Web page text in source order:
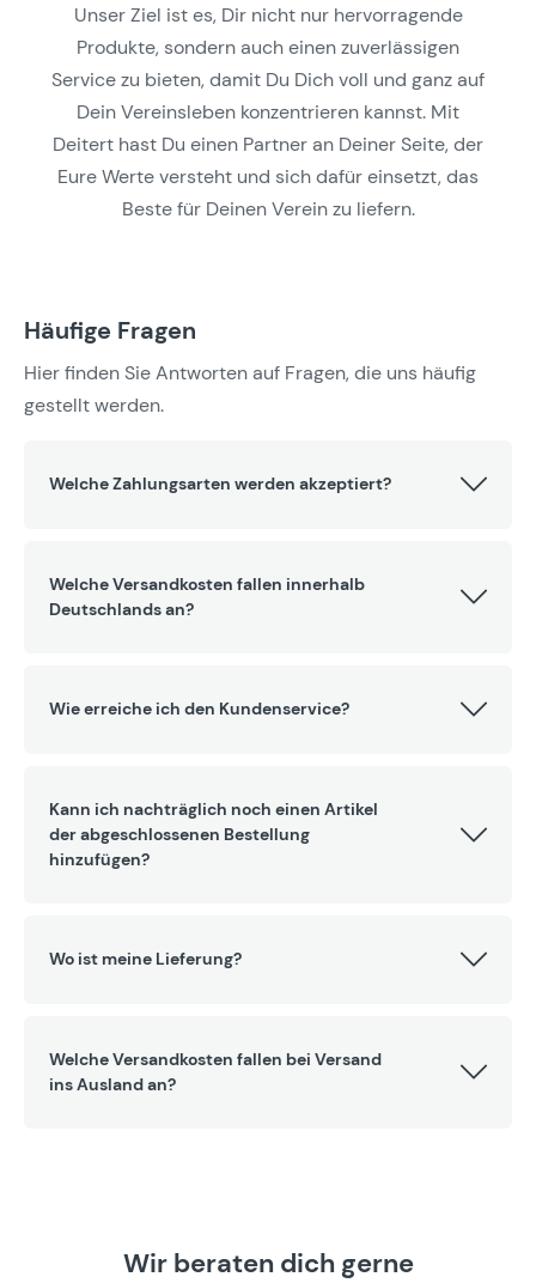
Unser Ziel ist es, Dir nicht nur hervorragende
Produkte, sondern auch einen zuverlässigen
Service zu bieten, damit Du Dich voll und ganz auf
Dein Vereinsleben konzentrieren kannst. Mit
Deitert hast Du einen Partner an Deiner Seite, der
Eure Werte versteht und sich dafür einsetzt, das
Beste für Deinen Verein zu liefern.
Häufige Fragen
Hier finden Sie Antworten auf Fragen, die uns häufig
gestellt werden.
Welche Zahlungsarten werden akzeptiert?
Welche Versandkosten fallen innerhalb
Deutschlands an?
Wie erreiche ich den Kundenservice?
Kann ich nachträglich noch einen Artikel
der abgeschlossenen Bestellung
hinzufügen?
Wo ist meine Lieferung?
Welche Versandkosten fallen bei Versand
ins Ausland an?
Wir beraten dich gerne